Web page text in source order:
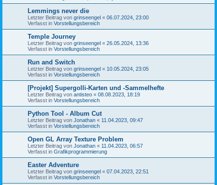
Lemmings never die
Letzter Beitrag von grinseengel « 06.07.2024, 23:00
Verfasst in Vorstellungsbereich
Temple Journey
Letzter Beitrag von grinseengel « 26.05.2024, 13:36
Verfasst in Vorstellungsbereich
Run and Switch
Letzter Beitrag von grinseengel « 10.05.2024, 23:05
Verfasst in Vorstellungsbereich
[Projekt] Supergolli-Karten und -Sammelhefte
Letzter Beitrag von antisteo « 08.08.2023, 18:19
Verfasst in Vorstellungsbereich
Python Tool - Album Cut
Letzter Beitrag von Jonathan « 11.04.2023, 09:47
Verfasst in Vorstellungsbereich
Open GL Array Texture Problem
Letzter Beitrag von Jonathan « 11.04.2023, 06:57
Verfasst in Grafikprogrammierung
Easter Adventure
Letzter Beitrag von grinseengel « 07.04.2023, 22:51
Verfasst in Vorstellungsbereich